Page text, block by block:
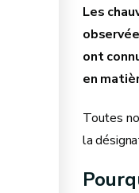
Les
ont
en
Toutes
la